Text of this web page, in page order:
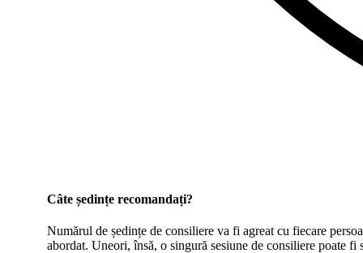
Câte ședințe recomandați?
Numărul de ședințe de consiliere va fi agreat cu fiecare
abordat. Uneori, însă, o singură sesiune de consiliere poate